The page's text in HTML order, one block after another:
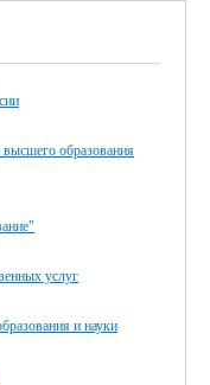
образования
услуг
и науки